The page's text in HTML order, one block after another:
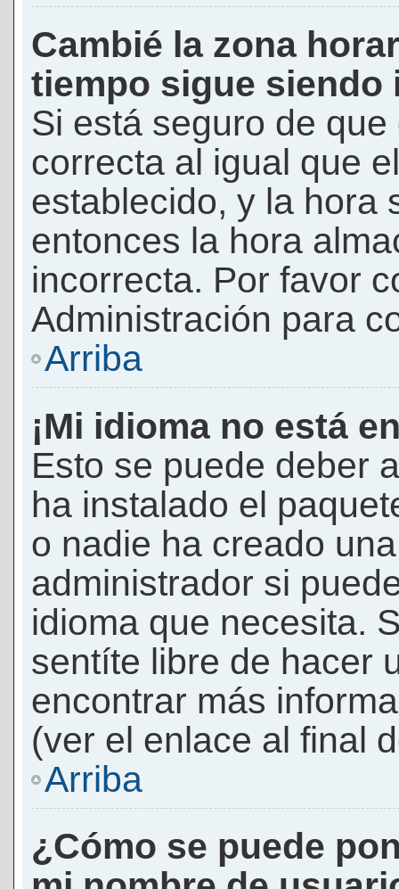
Cambié la zona
tiempo sigue siendo
Si está seguro de
correcta al igual que
establecido, y la hora
entonces la hora
incorrecta. Por favor
Administración para
Arriba
¡Mi idioma no está
Esto se puede deber
ha instalado el
o nadie ha creado
administrador si
idioma que necesita.
sentíte libre de hacer
encontrar más
(ver el enlace al final
Arriba
¿Cómo se puede